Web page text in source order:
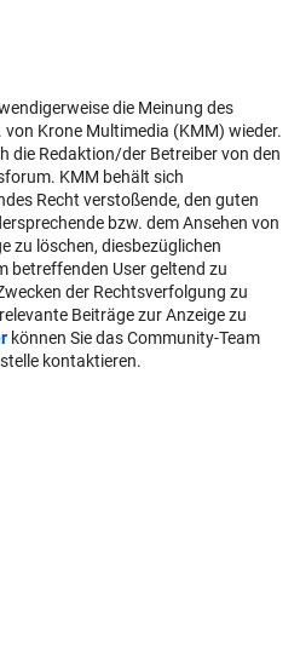
die Meinung des
Krone Multimedia (KMM) wieder.
die Redaktion/der Betreiber von den
KMM behält sich
Recht verstoßende, den guten
bzw. dem Ansehen von
zu löschen, diesbezüglichen
betreffenden User geltend zu
der Rechtsverfolgung zu
Beiträge zur Anzeige zu
können Sie das Community-Team
kontaktieren.